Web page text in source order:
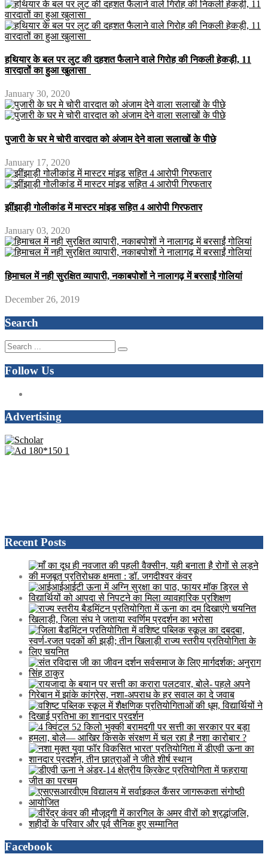
हथियार के बल पर लुट की दहशत फैलाने वाले गिरोह की निकली हेकड़ी, 11
वारदातों का हुआ खुलासा
January 30, 2020
पुजारी के घर मे चोरी वारदात को अंजाम देने वाला सलाखों के पीछे
January 17, 2020
झींझाड़ी गोलीकांड में मास्टर मांइड सहित 4 आरोपी गिरफतार
January 03, 2020
हिमाचल में नही सुरक्षित व्यापारी, नकाबपोशों ने नालागढ़ में बरसाईं गोलियां
December 26, 2019
Search
Follow Us
Advertising
Recent Posts
Facebook